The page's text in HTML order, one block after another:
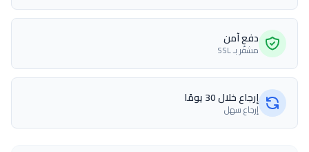
دفع آمن
مشفّر بـ SSL
إرجاع خلال 30 يومًا
إرجاع سهل